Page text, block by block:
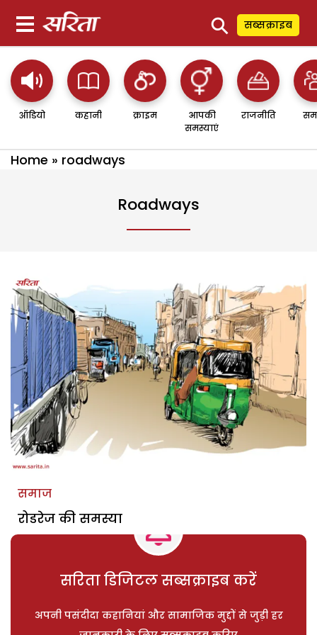
⚲ सब्सक्राइब
ऑडियो कहानी क्राइम
आपकी
समस्याएं
राजनीति
Home » roadways
Roadways
समाज
रोडरेज की समस्या
सरिता डिजिटल सब्सक्राइब करें
अपनी पसंदीदा कहानियां और सामाजिक मुद्दों से जुड़ी हर